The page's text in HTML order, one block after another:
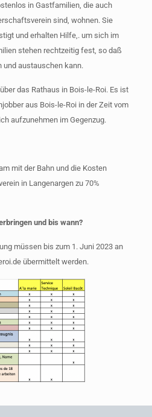
in Gastfamilien, die auch
sind, wohnen. Sie
und erhalten Hilfe,. um sich im
stehen rechtzeitig fest, so daß
und austauschen kann.
das Rathaus in Bois-le-Roi. Es ist
aus Bois-le-Roi in der Zeit vom
aufzunehmen im Gegenzug.
mit der Bahn und die Kosten
in Langenargen zu 70%
und bis wann?
müssen bis zum 1. Juni 2023 an
übermittelt werden.